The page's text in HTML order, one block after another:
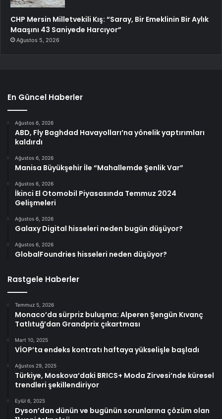
CHP Mersin Milletvekili Kış: “Saray, Bir Emeklinin Bir Aylık
Maaşını 43 Saniyede Harcıyor”
Ağustos 5, 2026
En Güncel Haberler
Ağustos 6, 2026
ABD, Fly Baghdad Havayolları’na yönelik yaptırımları
kaldırdı
Ağustos 6, 2026
Manisa Büyükşehir İle “Mahallemde Şenlik Var”
Ağustos 6, 2026
İkinci El Otomobil Piyasasında Temmuz 2024
Gelişmeleri
Ağustos 6, 2026
Galaxy Digital hisseleri neden bugün düşüyor?
Ağustos 6, 2026
GlobalFoundries hisseleri neden düşüyor?
Rastgele Haberler
Temmuz 5, 2026
Monaco’da sürpriz buluşma: Alperen Şengün Kıvanç
Tatlıtuğ’dan Grandprix çıkartması
Mart 10, 2025
VİOP’ta endeks kontratı haftaya yükselişle başladı
Ağustos 29, 2025
Türkiye, Moskova’daki BRICS+ Moda Zirvesi’nde küresel
trendleri şekillendiriyor
Eylül 6, 2025
Dyson’dan dünün ve bugünün sorunlarına çözüm olan